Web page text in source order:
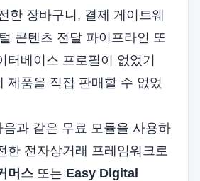
한 장바구니, 결제 게이트웨
콘텐츠 전달 파이프라인 또
터베이스 프로필이 없었기
제품을 직접 판매할 수 없었
과 같은 무료 모듈을 사용하
한 전자상거래 프레임워크로
머스 또는 Easy Digital